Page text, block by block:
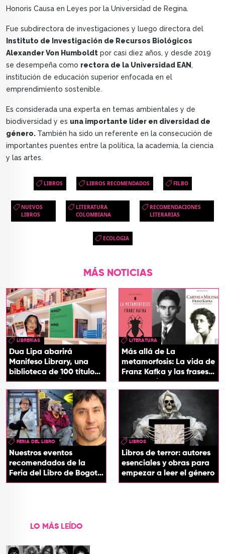
Honoris Causa en Leyes por la Universidad de Regina.
Fue subdirectora de investigaciones y luego directora del
Instituto de Investigación de Recursos Biológicos
Alexander Von Humboldt por casi diez años, y desde 2019
se desempeña como rectora de la Universidad EAN,
institución de educación superior enfocada en el
emprendimiento sostenible.
Es considerada una experta en temas ambientales y de
biodiversidad y es una importante líder en diversidad de
género. También ha sido un referente en la consecución de
importantes puentes entre la política, la academia, la ciencia
y las artes.
LIBROS LIBROS RECOMENDADOS FILBO
NUEVOS
LIBROS
LITERATURA
COLOMBIANA
RECOMENDACIONES
LITERARIAS
ECOLOGIA
MÁS NOTICIAS
LIBRERÍAS
Dua Lipa abarirá
Manifeso Library, una
biblioteca de 100 títulos
que desafían la censura
y el poder
LITERATURA
Más allá de La
metamorfosis: La vida de
Franz Kafka y las frases
que definieron su
universo literario
FERIA DEL LIBRO
Nuestros eventos
recomendados de la
Feria del Libro de Bogotá
2026
LIBROS
Libros de terror: autores
esenciales y obras para
empezar a leer el género
LO MÁS LEÍDO